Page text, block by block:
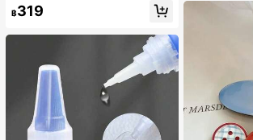
#1 ขายดี
฿319